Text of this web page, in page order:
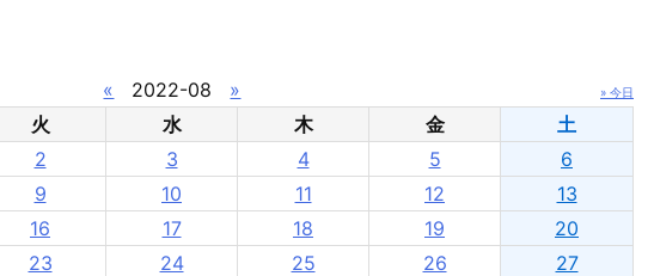
« 2022-08 » » 今日
火 水 木 金
土
2 3 4 5
6
9 10 11 12
13
16 17 18 19
20
23 24 25 26
27